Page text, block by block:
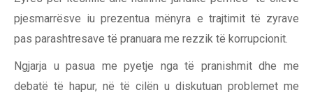
pjesmarrësve iu prezentua mënyra e trajtimit të zyrave
pas parashtresave të pranuara me rezzik të korrupcionit.
Ngjarja u pasua me pyetje nga të pranishmit dhe me
debatë të hapur, në të cilën u diskutuan problemet me